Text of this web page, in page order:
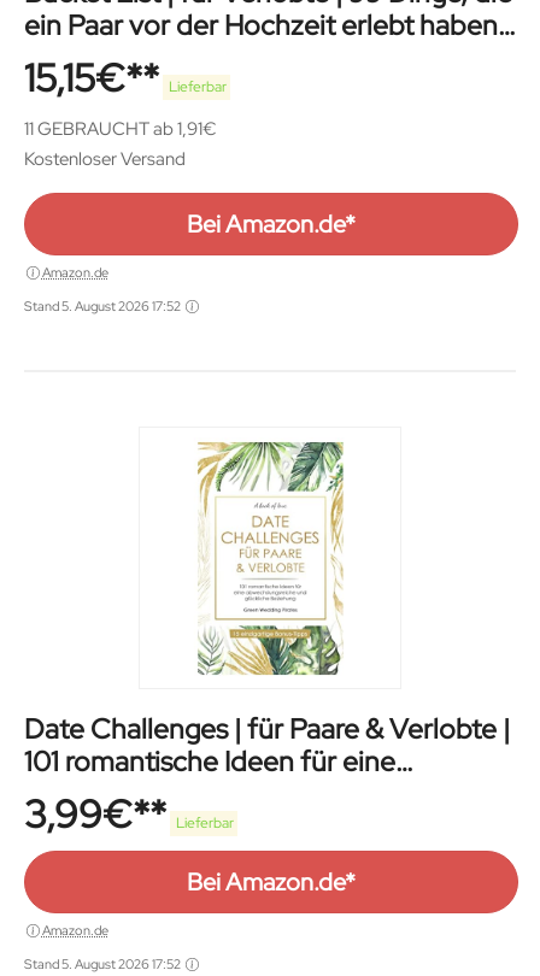
ein Paar vor der Hochzeit erlebt haben
muss
15,15€ Lieferbar
11 GEBRAUCHT ab 1,91€
Kostenloser Versand
Bei Amazon.de*
Amazon.de
Stand 5. August 2026 17:52
Date Challenges | für Paare & Verlobte |
101 romantische Ideen für eine
Beziehung
3,99€ Lieferbar
Bei Amazon.de*
Amazon.de
Stand 5. August 2026 17:52